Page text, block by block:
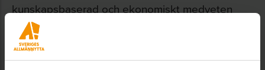
kunskapsbaserad och ekonomiskt medveten
drift.